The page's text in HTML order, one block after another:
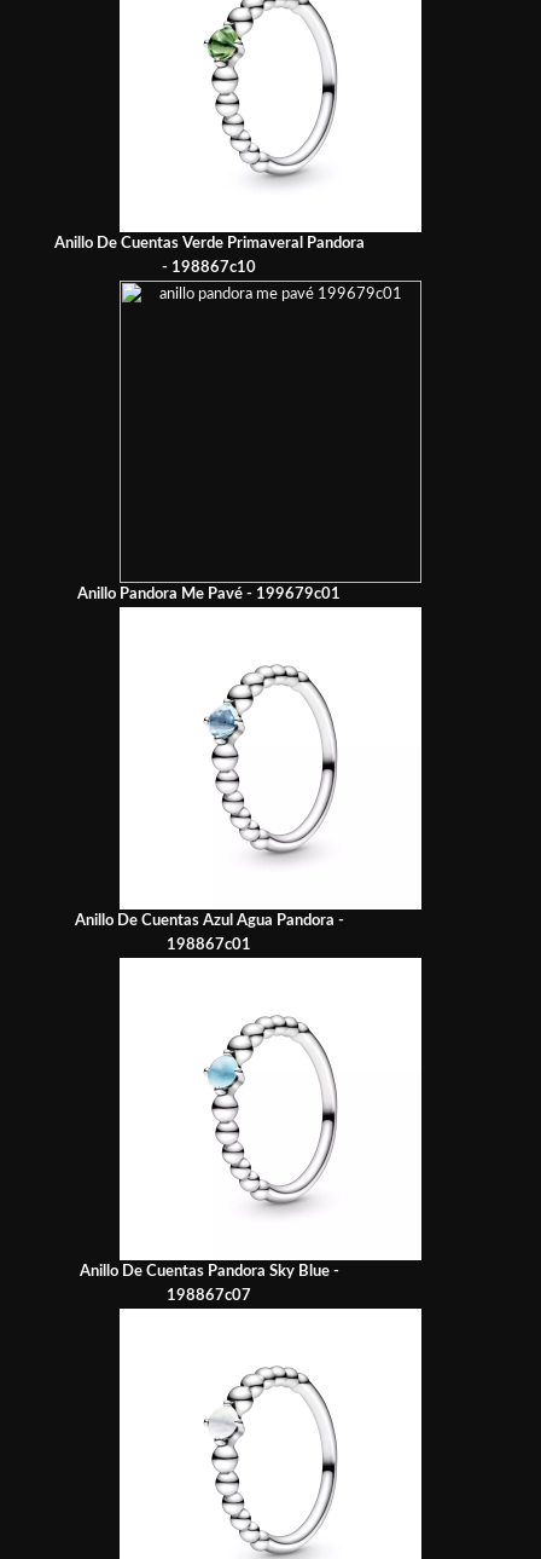
Anillo De Cuentas Verde Primaveral Pandora
- 198867c10
Anillo Pandora Me Pavé - 199679c01
Anillo De Cuentas Azul Agua Pandora -
198867c01
Anillo De Cuentas Pandora Sky Blue -
198867c07